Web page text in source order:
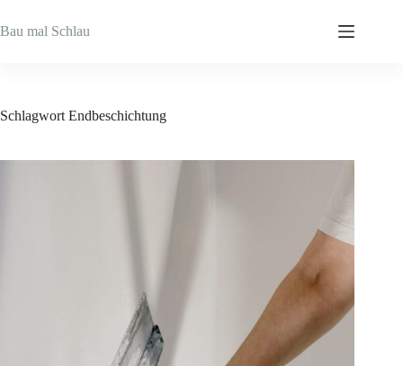
Inhalt
springen
Bau mal Schlau
Schlagwort Endbeschichtung